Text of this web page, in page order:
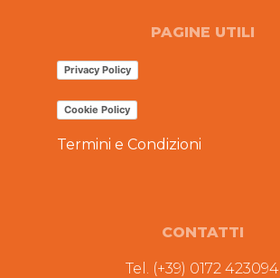
PAGINE UTILI
Privacy Policy
Cookie Policy
Termini e Condizioni
CONTATTI
Tel. (+39) 0172 423094